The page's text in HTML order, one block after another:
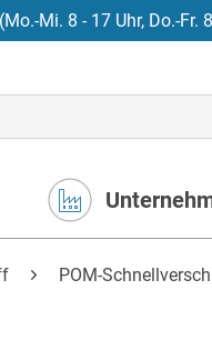
(Mo.-Mi. 8 - 17 Uhr, Do.-Fr.
POM-